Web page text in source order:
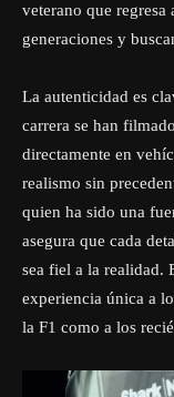
veterano que regresa
generaciones y
La autenticidad es
carrera se han
directamente en
realismo sin
quien ha sido una
asegura que cada
sea fiel a la realidad.
experiencia única a
la F1 como a los